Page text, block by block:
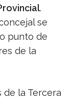
.
se
punto de
de la
de la Tercera